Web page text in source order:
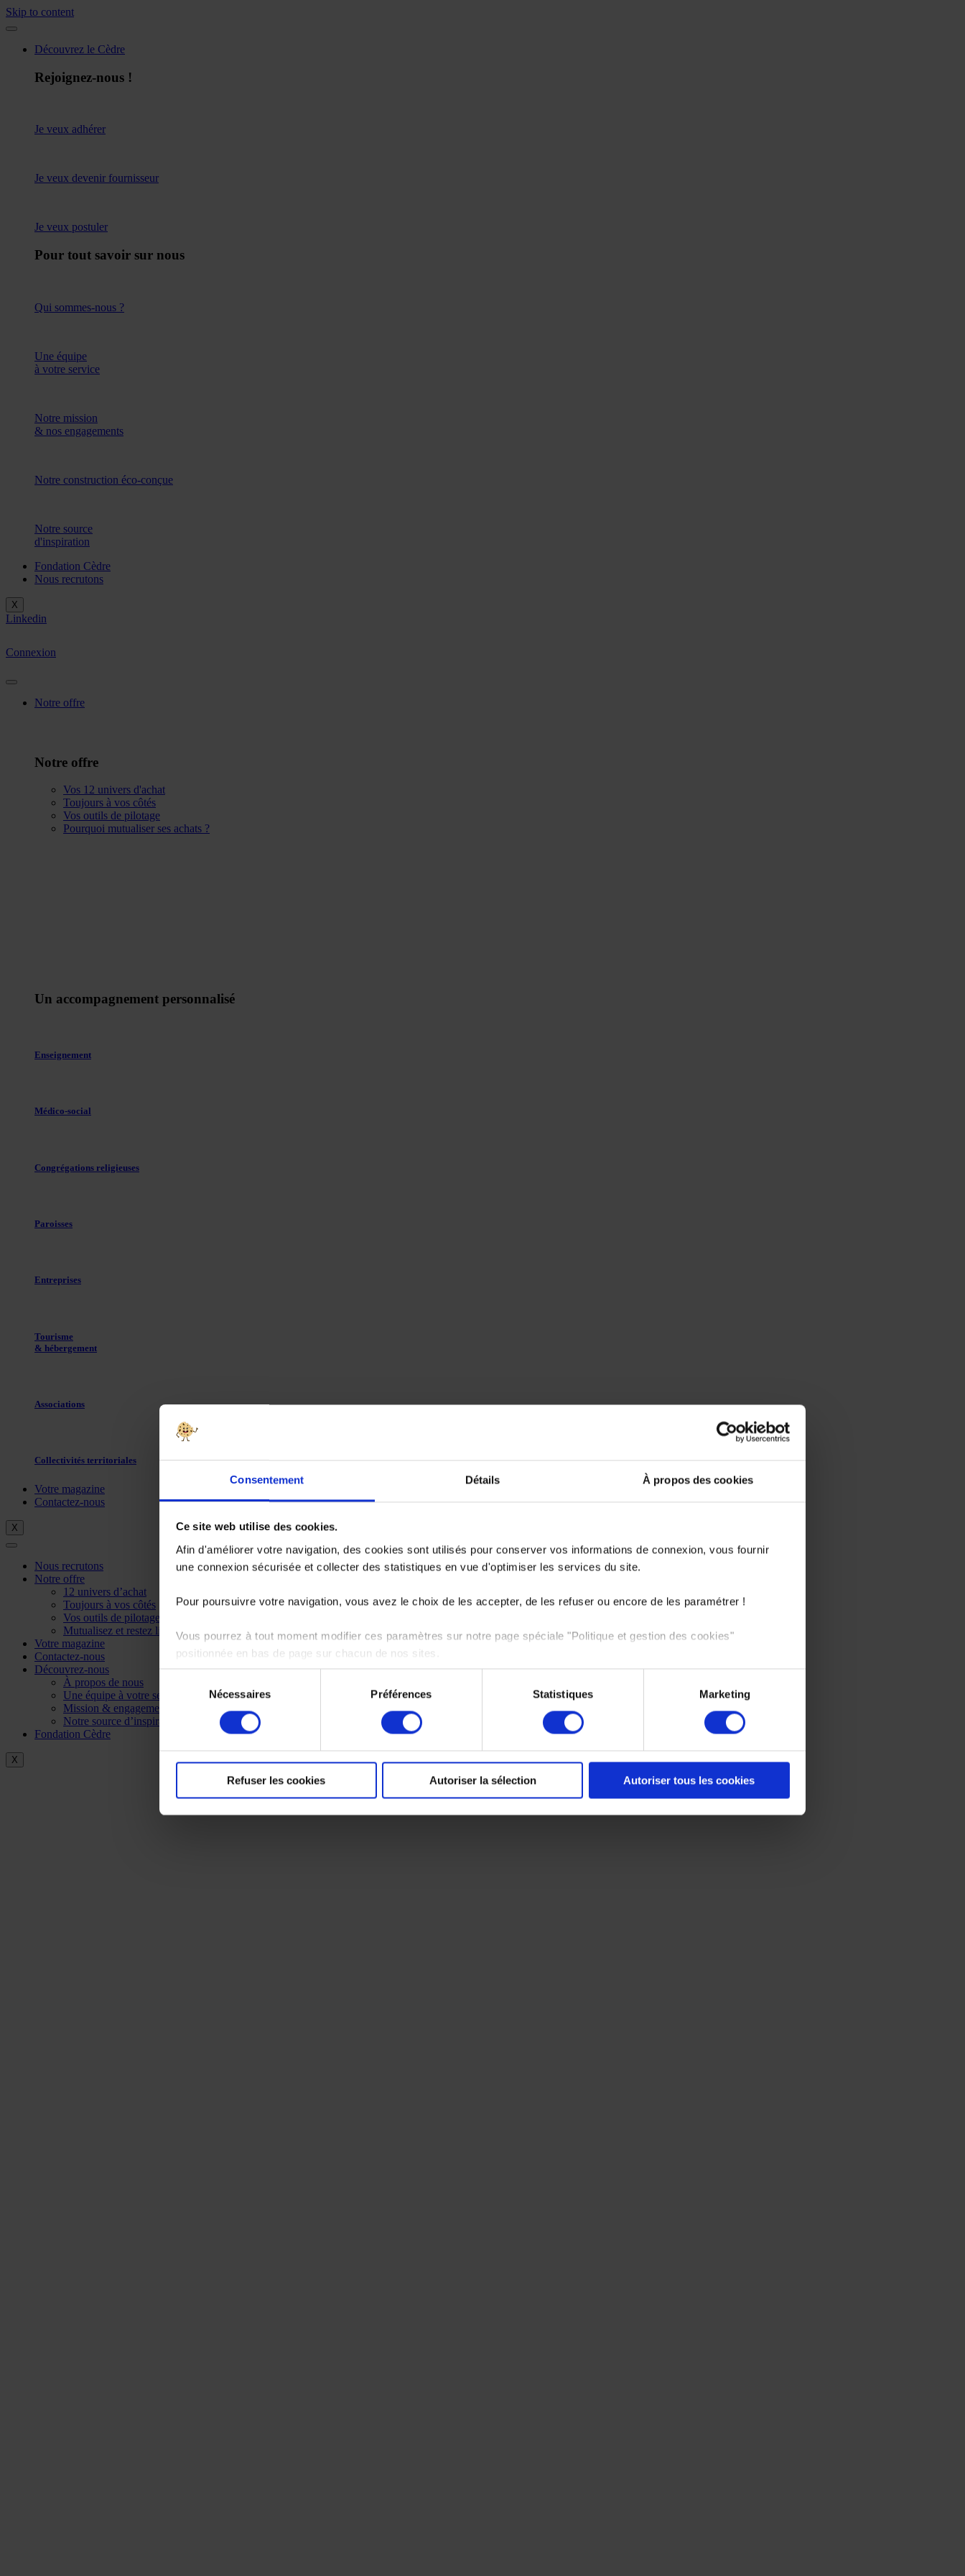
Consentement Détails À propos des cookies
Ce site web utilise des cookies.
Afin d'améliorer votre navigation, des cookies sont utilisés pour conserver vos informations de connexion, vous fournir
une connexion sécurisée et collecter des statistiques en vue d'optimiser les services du site.
Pour poursuivre votre navigation, vous avez le choix de les accepter, de les refuser ou encore de les paramétrer !
Vous pourrez à tout moment modifier ces paramètres sur notre page spéciale "Politique et gestion des cookies"
positionnée en bas de page sur chacun de nos sites.
Pour en savoir plus sur notre politique de protection des données personnelles,
du
consentement
Nécessaires Préférences Statistiques Marketing
Refuser les cookies Autoriser la sélection Autoriser tous les cookies
Skip to content
Découvrez le Cèdre
Rejoignez-nous !
Je veux adhérer
Je veux devenir fournisseur
Je veux postuler
Pour tout savoir sur nous
Qui sommes-nous ?
Une équipe
à votre service
Notre mission
& nos engagements
Notre construction éco-conçue
Notre source
d'inspiration
Fondation Cèdre
Nous recrutons
X
Linkedin
Connexion
Notre offre
Notre offre
Vos 12 univers d'achat
Toujours à vos côtés
Vos outils de pilotage
Pourquoi mutualiser ses achats ?
Un accompagnement personnalisé
Enseignement
Médico-social
Congrégations religieuses
Paroisses
Entreprises
Tourisme
& hébergement
Associations
Collectivités territoriales
Votre magazine
Contactez-nous
X
Nous recrutons
Notre offre
12 univers d’achat
Toujours à vos côtés
Vos outils de pilotage
Mutualisez et restez libre
Votre magazine
Contactez-nous
Découvrez-nous
À propos de nous
Une équipe à votre service
Mission & engagements
Notre source d’inspiration
Fondation Cèdre
X